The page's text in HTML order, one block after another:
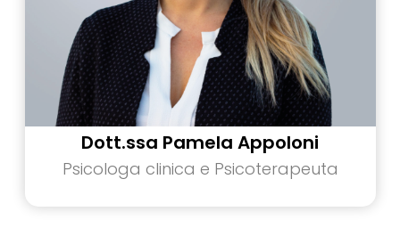
Dott.ssa Pamela Appoloni
Psicologa clinica e Psicoterapeuta